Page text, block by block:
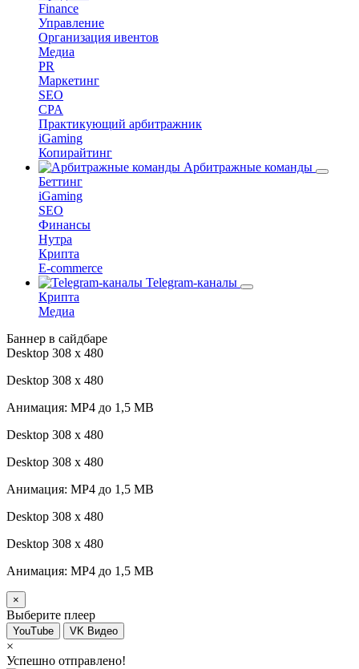
Finance
Управление
Организация ивентов
Медиа
PR
Маркетинг
SEO
CPA
Практикующий арбитражник
iGaming
Копирайтинг
Арбитражные команды
Беттинг
iGaming
SEO
Финансы
Нутра
Крипта
E-commerce
Telegram-каналы
Крипта
Медиа
Баннер в сайдбаре
Desktop 308 х 480
Desktop 308 х 480
Анимация: MP4 до 1,5 MB
Desktop 308 х 480
Desktop 308 х 480
Анимация: MP4 до 1,5 MB
Desktop 308 х 480
Desktop 308 х 480
Анимация: MP4 до 1,5 MB
×
Выберите плеер
YouTube VK Видео
×
Успешно отправлено!